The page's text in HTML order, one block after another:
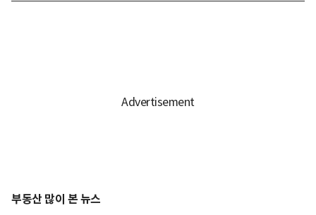
부동산 많이 본 뉴스